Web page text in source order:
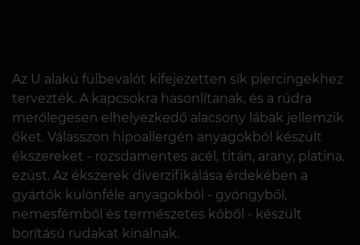
Az U alakú fülbevalót kifejezetten sík piercingekhez
tervezték. A kapcsokra hasonlítanak, és a rúdra
merőlegesen elhelyezkedő alacsony lábak jellemzik
őket. Válasszon hipoallergén anyagokból készült
ékszereket - rozsdamentes acél, titán, arany, platina,
ezüst. Az ékszerek diverzifikálása érdekében a
gyártók különféle anyagokból - gyöngyből,
nemesfémből és természetes kőből - készült
borítású rudakat kínálnak.